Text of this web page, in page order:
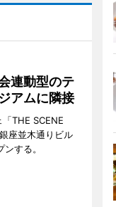
連動型のテ
アムに隣接
THE SCENE
座並木通りビル
する。